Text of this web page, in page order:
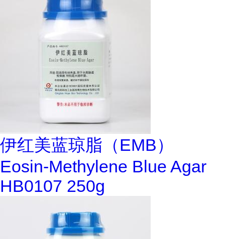
伊红美蓝琼脂（EMB）
Eosin-Methylene Blue Agar
HB0107 250g